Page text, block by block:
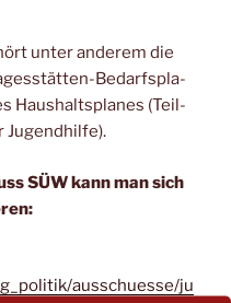
unter ande­rem die
Bedarfs­pla­
Haus­halts­pla­nes (Teil­
Jugendhilfe).
SÜW kann man sich
ausschuesse/ju